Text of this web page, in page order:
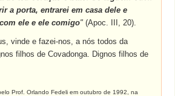
a porta, entrarei em casa dele e
ele e ele comigo"(Apoc. III, 20).
vinde e fazei-nos, a nós todos da
filhos de Covadonga. Dignos filhos de
Prof. Orlando Fedeli em outubro de 1992, na